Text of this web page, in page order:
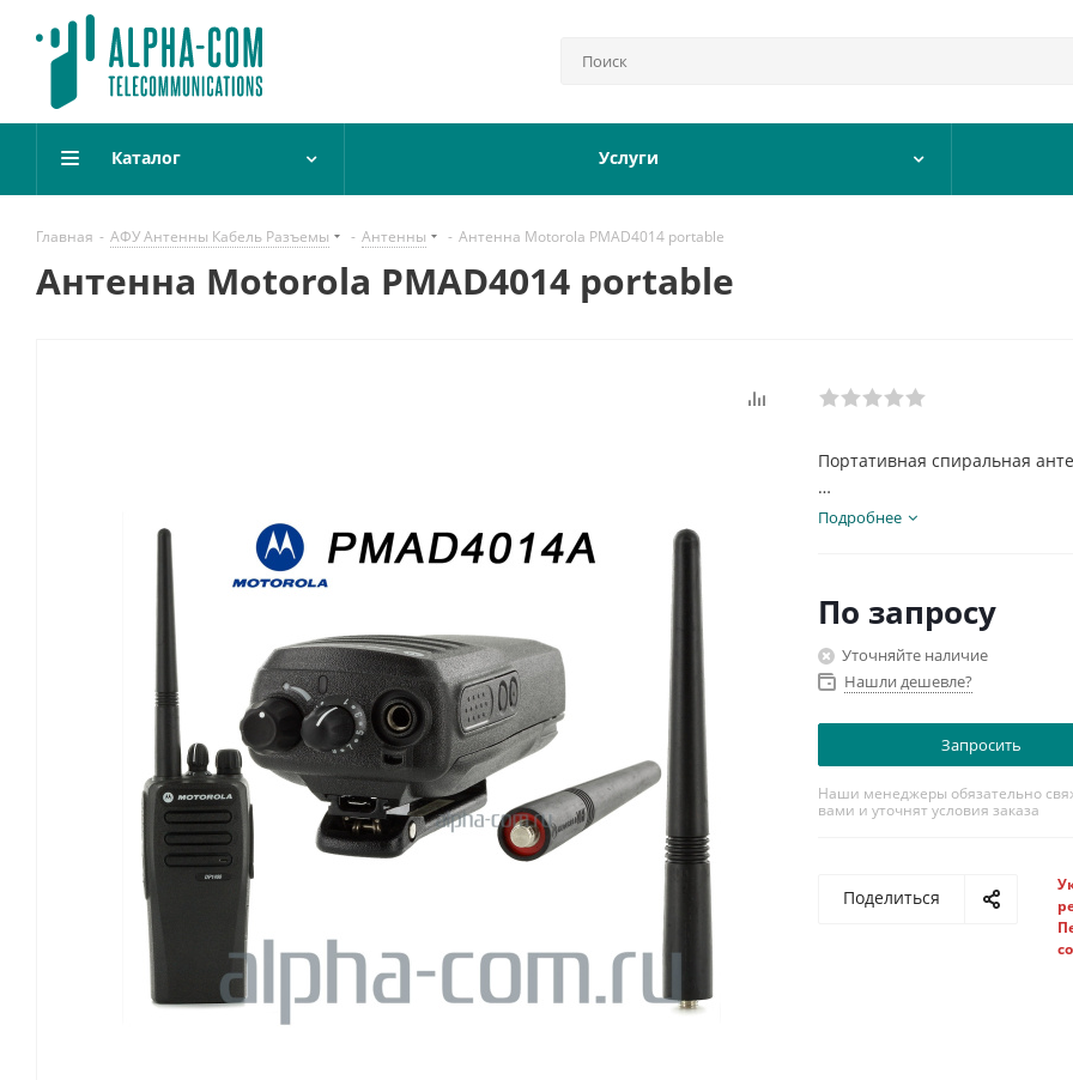
Каталог Услуги
Главная - АФУ Антенны Кабель Разъемы - Антенны - Антенна Motorola PMAD4014 portable
Антенна Motorola PMAD4014 portable
Портативная спиральная
Частотный диапазон, МГц: 136-
Подробнее
По запросу
Уточняйте наличие
Нашли дешевле?
Запросить
Наши менеджеры обязательно
вами и уточнят условия заказа
Поделиться